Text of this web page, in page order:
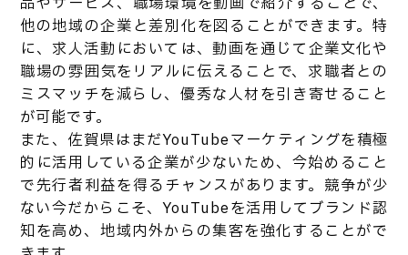
他の地域の企業と差別化を図ることができます。特
に、求人活動においては、動画を通じて企業文化や
職場の雰囲気をリアルに伝えることで、求職者との
ミスマッチを減らし、優秀な人材を引き寄せること
が可能です。
また、佐賀県はまだYouTubeマーケティングを積極
的に活用している企業が少ないため、今始めること
で先行者利益を得るチャンスがあります。競争が少
ない今だからこそ、YouTubeを活用してブランド認
知を高め、地域内外からの集客を強化することがで